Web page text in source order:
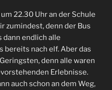
22.30 Uhr an der Schule
zumindest, denn der Bus
dann endlich alle
bereits nach elf. Aber das
denn alle waren
Erlebnisse.
auch schon an dem Weg,